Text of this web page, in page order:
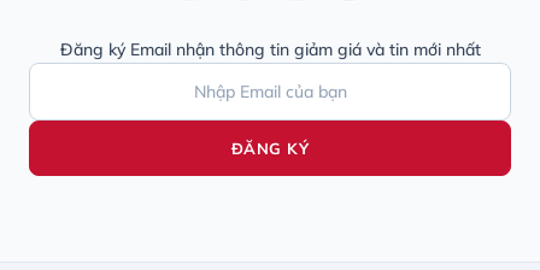
Đăng ký Email nhận thông tin giảm giá và tin mới nhất
ĐĂNG KÝ